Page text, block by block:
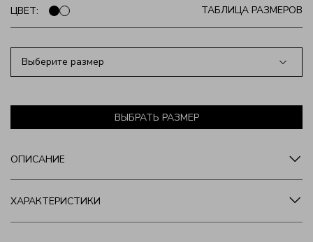
ЦВЕТ: ТАБЛИЦА РАЗМЕРОВ
ВЫБРАТЬ РАЗМЕР
Выберите размер
ОПИСАНИЕ
ХАРАКТЕРИСТИКИ